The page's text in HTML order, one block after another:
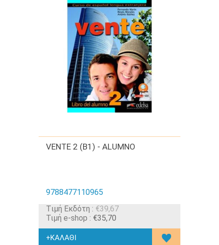
VENTE 2 (B1) - ALUMNO
9788477110965
Tιμή Εκδότη : €39,67
Τιμή e-shop : €35,70